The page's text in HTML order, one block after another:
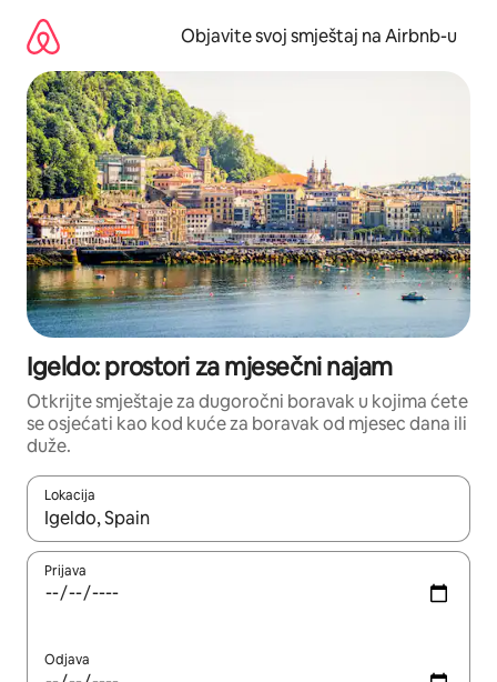
sadržaj
Objavite svoj smještaj na Airbnb-u
Igeldo: prostori za mjesečni najam
Otkrijte smještaje za dugoročni boravak u kojima ćete
se osjećati kao kod kuće za boravak od mjesec dana ili
duže.
Lokacija
Kad su rezultati dostupni, možete da se krećete kroz njih
Prijava
Odjava